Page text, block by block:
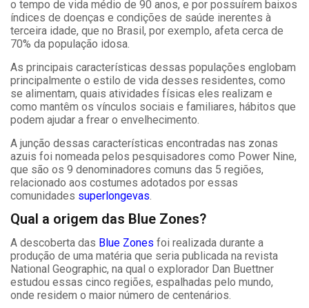
o tempo de vida médio de 90 anos, e por possuírem baixos
índices de doenças e condições de saúde inerentes à
terceira idade, que no Brasil, por exemplo, afeta cerca de
70% da população idosa.
As principais características dessas populações englobam
principalmente o estilo de vida desses residentes, como
se alimentam, quais atividades físicas eles realizam e
como mantêm os vínculos sociais e familiares, hábitos que
podem ajudar a frear o envelhecimento.
A junção dessas características encontradas nas zonas
azuis foi nomeada pelos pesquisadores como Power Nine,
que são os 9 denominadores comuns das 5 regiões,
relacionado aos costumes adotados por essas
comunidades superlongevas.
Qual a origem das Blue Zones?
A descoberta das Blue Zones foi realizada durante a
produção de uma matéria que seria publicada na revista
National Geographic, na qual o explorador Dan Buettner
estudou essas cinco regiões, espalhadas pelo mundo,
onde residem o maior número de centenários.